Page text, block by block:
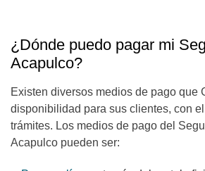
¿Dónde puedo pagar mi
Acapulco?
Existen diversos medios de pago que
disponibilidad para sus clientes, con
trámites. Los medios de pago del
Acapulco pueden ser: